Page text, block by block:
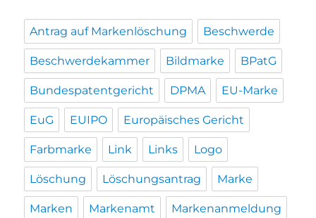
Antrag auf Markenlöschung Beschwerde
Beschwerdekammer Bildmarke BPatG
Bundespatentgericht DPMA EU-Marke
EuG EUIPO Europäisches Gericht
Farbmarke Link Links Logo
Löschung Löschungsantrag Marke
Marken Markenamt Markenanmeldung